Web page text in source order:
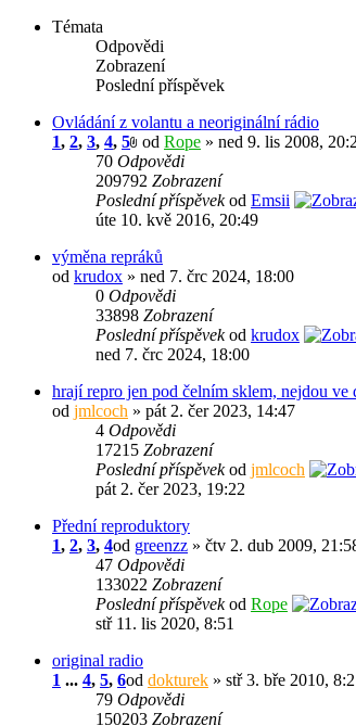
Témata
Odpovědi
Zobrazení
Poslední příspěvek
Ovládání z volantu a neoriginální rádio
1, 2, 3, 4, 5 od Rope » ned 9. lis 2008,
70 Odpovědi
209792 Zobrazení
Poslední příspěvekod Emsii
úte 10. kvě 2016, 20:49
výměna repráků
od krudox » ned 7. črc 2024, 18:00
0 Odpovědi
33898 Zobrazení
Poslední příspěvekod krudox
ned 7. črc 2024, 18:00
hrají repro jen pod čelním sklem, nejdou ve
od jmlcoch » pát 2. čer 2023, 14:47
4 Odpovědi
17215 Zobrazení
Poslední příspěvekod jmlcoch
pát 2. čer 2023, 19:22
Přední reproduktory
1, 2, 3, 4od greenzz » čtv 2. dub 2009,
47 Odpovědi
133022 Zobrazení
Poslední příspěvekod Rope
stř 11. lis 2020, 8:51
original radio
1 ... 4, 5, 6od dokturek » stř 3. bře 2010,
79 Odpovědi
150203 Zobrazení